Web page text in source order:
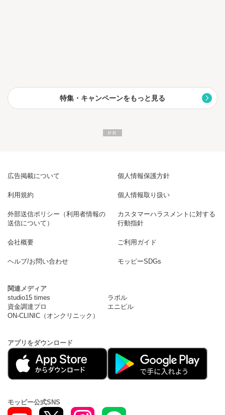
特集・キャンペーンをもっと見る
広告掲載について 個人情報保護方針
利用規約 個人情報取り扱い
外部送信ポリシー（利用者情報の
送信について）
カスタマーハラスメントに対する
行動指針
会社概要 ご利用ガイド
ヘルプ/お問い合わせ モッピーSDGs
関連メディア
studio15 times
ラボル
資金調達プロ
エニピル
ON-CLINIC（オンクリニック）
アプリをダウンロード
モッピー公式SNS